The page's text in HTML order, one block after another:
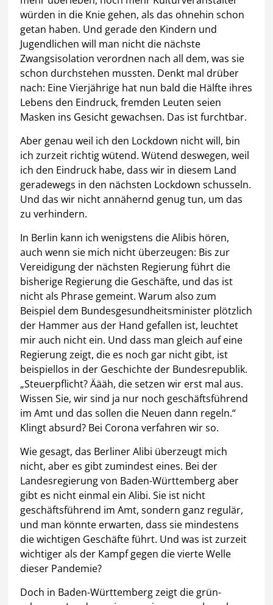
würden in die Knie gehen, als das ohnehin schon
getan haben. Und gerade den Kindern und
Jugendlichen will man nicht die nächste
Zwangsisolation verordnen nach all dem, was sie
schon durchstehen mussten. Denkt mal drüber
nach: Eine Vierjährige hat nun bald die Hälfte ihres
Lebens den Eindruck, fremden Leuten seien
Masken ins Gesicht gewachsen. Das ist furchtbar.
Aber genau weil ich den Lockdown nicht will, bin
ich zurzeit richtig wütend. Wütend deswegen, weil
ich den Eindruck habe, dass wir in diesem Land
geradewegs in den nächsten Lockdown schusseln.
Und das wir nicht annähernd genug tun, um das
zu verhindern.
In Berlin kann ich wenigstens die Alibis hören,
auch wenn sie mich nicht überzeugen: Bis zur
Vereidigung der nächsten Regierung führt die
bisherige Regierung die Geschäfte, und das ist
nicht als Phrase gemeint. Warum also zum
Beispiel dem Bundesgesundheitsminister plötzlich
der Hammer aus der Hand gefallen ist, leuchtet
mir auch nicht ein. Und dass man gleich auf eine
Regierung zeigt, die es noch gar nicht gibt, ist
beispiellos in der Geschichte der Bundesrepublik.
„Steuerpflicht? Äääh, die setzen wir erst mal aus.
Wissen Sie, wir sind ja nur noch geschäftsführend
im Amt und das sollen die Neuen dann regeln.“
Klingt absurd? Bei Corona verfahren wir so.
Wie gesagt, das Berliner Alibi überzeugt mich
nicht, aber es gibt zumindest eines. Bei der
Landesregierung von Baden-Württemberg aber
gibt es nicht einmal ein Alibi. Sie ist nicht
geschäftsführend im Amt, sondern ganz regulär,
und man könnte erwarten, dass sie mindestens
die wichtigen Geschäfte führt. Und was ist zurzeit
wichtiger als der Kampf gegen die vierte Welle
dieser Pandemie?
Doch in Baden-Württemberg zeigt die grün-